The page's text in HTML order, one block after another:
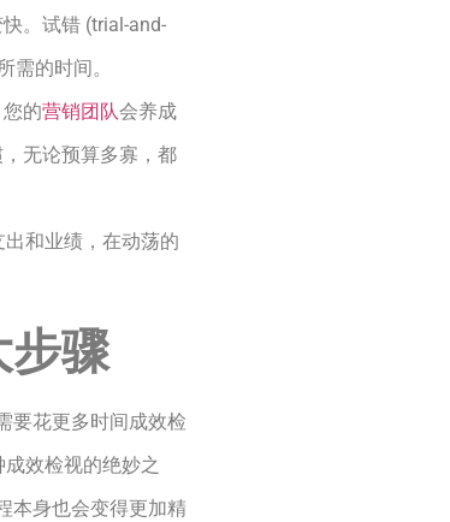
。试错 (trial-and-
需的时间。
的营销团队会养成
无论预算多寡，都
和业绩，在动荡的
步骤
要花更多时间成效检
效检视的绝妙之
本身也会变得更加精